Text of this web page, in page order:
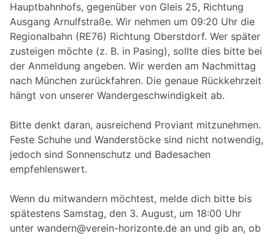
Hauptbahnhofs, gegenüber von Gleis 25, Richtung
Ausgang Arnulfstraße. Wir nehmen um 09:20 Uhr die
Regionalbahn (RE76) Richtung Oberstdorf. Wer später
zusteigen möchte (z. B. in Pasing), sollte dies bitte bei
der Anmeldung angeben. Wir werden am Nachmittag
nach München zurückfahren. Die genaue Rückkehrzeit
hängt von unserer Wandergeschwindigkeit ab.
Bitte denkt daran, ausreichend Proviant mitzunehmen.
Feste Schuhe und Wanderstöcke sind nicht notwendig,
jedoch sind Sonnenschutz und Badesachen
empfehlenswert.
Wenn du mitwandern möchtest, melde dich bitte bis
spätestens Samstag, den 3. August, um 18:00 Uhr
unter wandern@verein-horizonte.de an und gib an, ob